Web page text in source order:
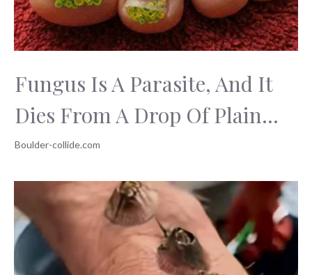
Fungus Is A Parasite, And It
Dies From A Drop Of Plain...